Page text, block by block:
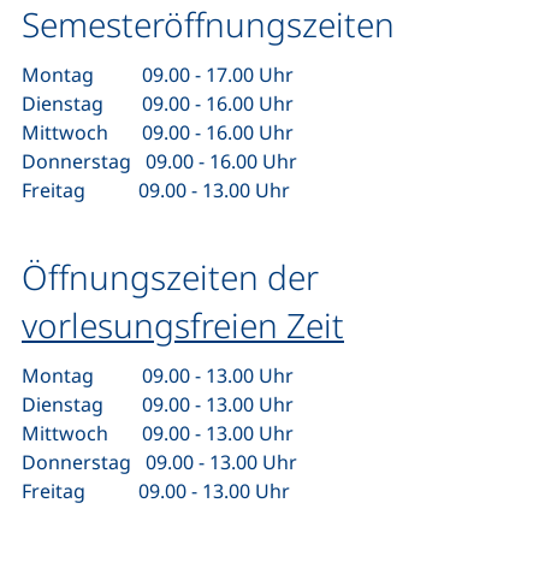
Semesteröffnungszeiten
Montag 09.00 - 17.00 Uhr
Dienstag 09.00 - 16.00 Uhr
Mittwoch 09.00 - 16.00 Uhr
Donnerstag 09.00 - 16.00 Uhr
Freitag 09.00 - 13.00 Uhr
Öffnungszeiten der
vorlesungsfreien Zeit
Montag 09.00 - 13.00 Uhr
Dienstag 09.00 - 13.00 Uhr
Mittwoch 09.00 - 13.00 Uhr
Donnerstag 09.00 - 13.00 Uhr
Freitag 09.00 - 13.00 Uhr